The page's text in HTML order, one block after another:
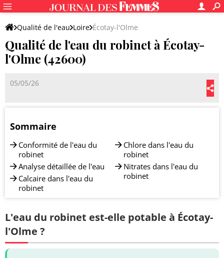
Qualité de l'eau Loire Écotay-l'Olme
Qualité de l'eau du robinet à Écotay-
l'Olme (42600)
05/05/26
Sommaire
Conformité de l'eau du
robinet
Analyse détaillée de l'eau
Calcaire dans l'eau du
robinet
Chlore dans l'eau du
robinet
Nitrates dans l'eau du
robinet
L'eau du robinet est-elle potable à Écotay-
l'Olme ?